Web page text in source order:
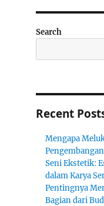
Search
Recent
Mengapa
Seni Ekstetik:
dalam Karya
Pentingnya
Bagian dari